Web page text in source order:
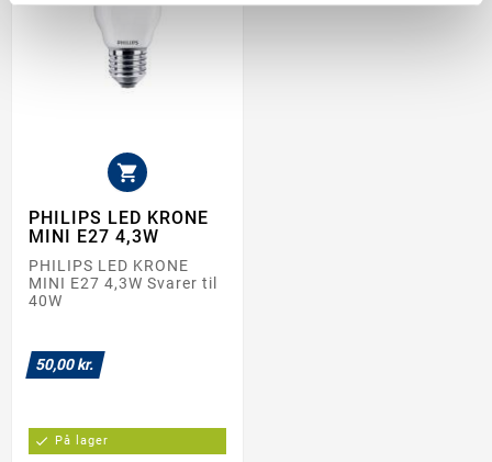

PHILIPS LED KRONE
MINI E27 4,3W
PHILIPS LED KRONE
MINI E27 4,3W Svarer til
40W
50,00 kr.
check På lager